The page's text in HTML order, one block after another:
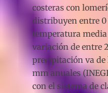
costeras con
distribuyen entre
temperatura
variación de entre
precipitación va de
mm anuales
con el sistema de